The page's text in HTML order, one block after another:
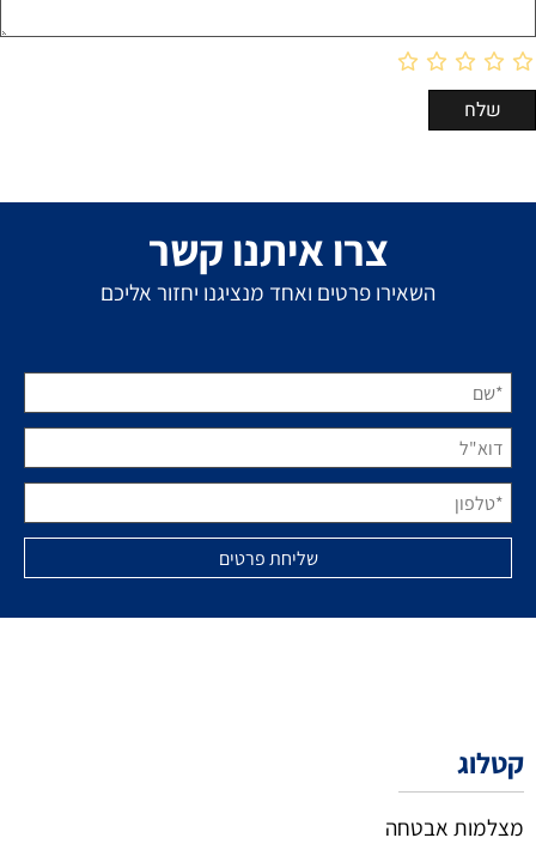
צרו איתנו קשר
השאירו פרטים ואחד מנציגנו יחזור אליכם
קטלוג
מצלמות אבטחה